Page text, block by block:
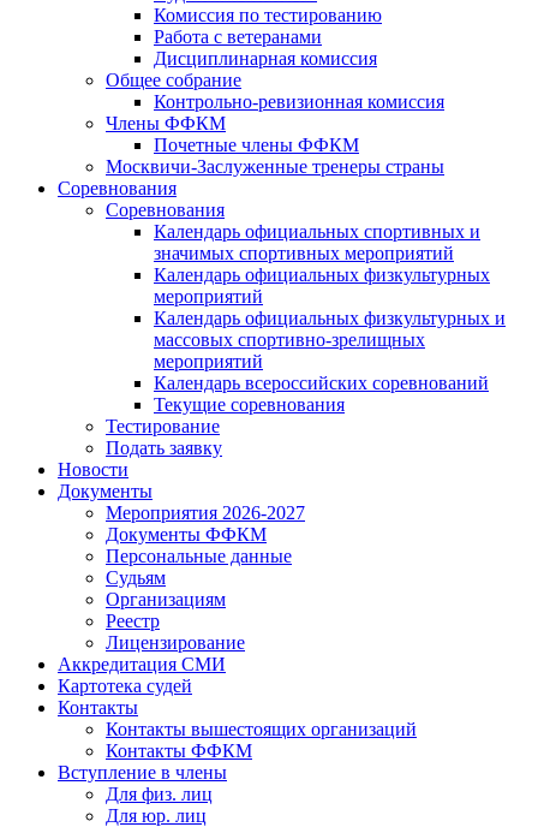
Комиссия по тестированию
Работа с ветеранами
Дисциплинарная комиссия
Общее собрание
Контрольно-ревизионная комиссия
Члены ФФКМ
Почетные члены ФФКМ
Москвичи-Заслуженные тренеры страны
Соревнования
Соревнования
Календарь официальных спортивных и
значимых спортивных мероприятий
Календарь официальных физкультурных
мероприятий
Календарь официальных физкультурных и
массовых спортивно-зрелищных
мероприятий
Календарь всероссийских соревнований
Текущие соревнования
Тестирование
Подать заявку
Новости
Документы
Мероприятия 2026-2027
Документы ФФКМ
Персональные данные
Судьям
Организациям
Реестр
Лицензирование
Аккредитация СМИ
Картотека судей
Контакты
Контакты вышестоящих организаций
Контакты ФФКМ
Вступление в члены
Для физ. лиц
Для юр. лиц